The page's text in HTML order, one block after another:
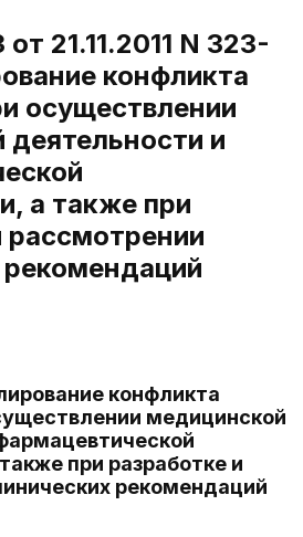
21.11.2011 N 323-
конфликта
осуществлении
и
а также при
рассмотрении
конфликта
медицинской
при разработке и
рекомендаций